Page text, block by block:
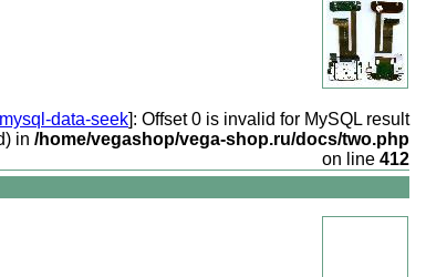
data-seek]: Offset 0 is invalid for MySQL result
in /home/vegashop/vega-shop.ru/docs/two.php
on line 412